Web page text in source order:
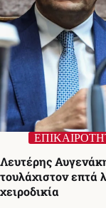
Λευτέρης
τουλάχιστον επτά
χειροδικία